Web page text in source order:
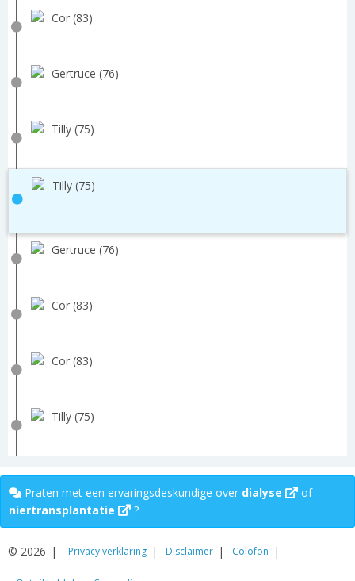
Cor (83)
Gertruce (76)
Tilly (75)
Tilly (75)
Gertruce (76)
Cor (83)
Cor (83)
Tilly (75)
Praten met een ervaringsdeskundige over dialyse
of
niertransplantatie
?
© 2026 Privacy verklaring Disclaimer Colofon